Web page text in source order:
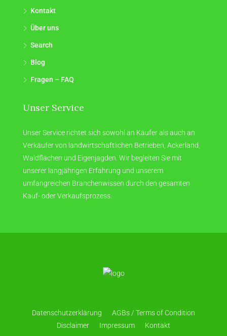
Kontakt
Über uns
Search
Blog
Fragen – FAQ
Unser Service
Unser Service richtet sich sowohl an Käufer als auch an
Verkäufer von landwirtschaftlichen Betrieben, Ackerland,
Waldflächen und Eigenjagden. Wir begleiten Sie mit
unserer langjährigen Erfahrung und unserem
umfangreichen Branchenwissen durch den gesamten
Kauf- oder Verkaufsprozess.
Datenschutzerklärung
AGBs / Terms of Condition
Disclaimer
Impressum Kontakt